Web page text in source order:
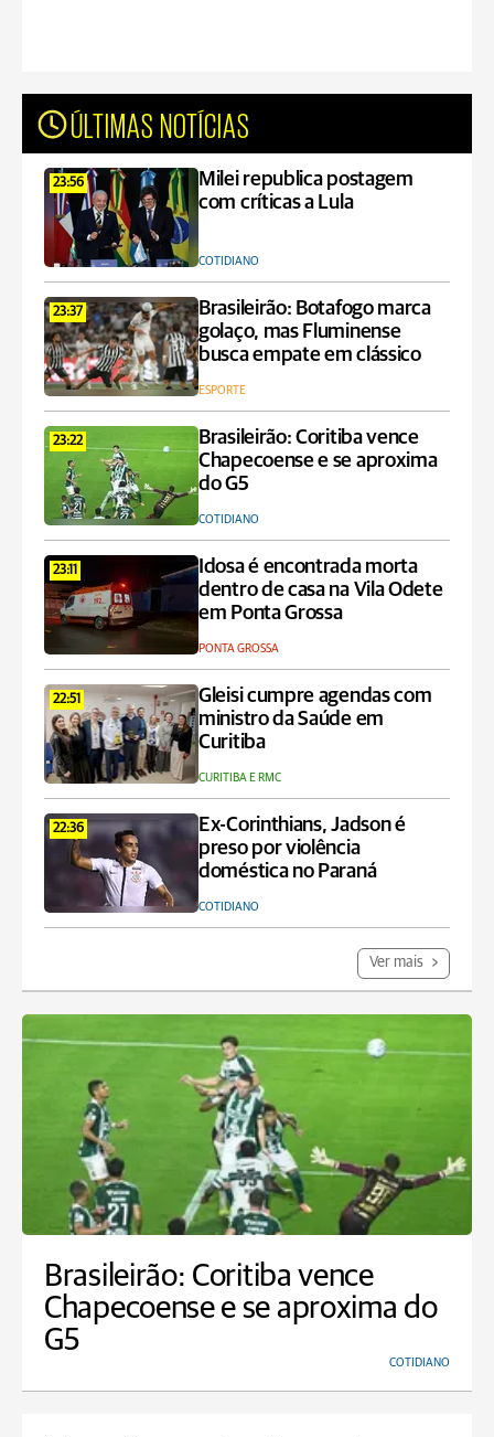
ÚLTIMAS NOTÍCIAS
23:56
Milei republica postagem
com críticas a Lula
COTIDIANO
23:37
Brasileirão: Botafogo marca
golaço, mas Fluminense
busca empate em clássico
ESPORTE
23:22
Brasileirão: Coritiba vence
Chapecoense e se aproxima
do G5
COTIDIANO
23:11
Idosa é encontrada morta
dentro de casa na Vila Odete
em Ponta Grossa
PONTA GROSSA
22:51
Gleisi cumpre agendas com
ministro da Saúde em
Curitiba
CURITIBA E RMC
22:36
Ex-Corinthians, Jadson é
preso por violência
doméstica no Paraná
COTIDIANO
Ver mais
Brasileirão: Coritiba vence
Chapecoense e se aproxima do
G5
COTIDIANO